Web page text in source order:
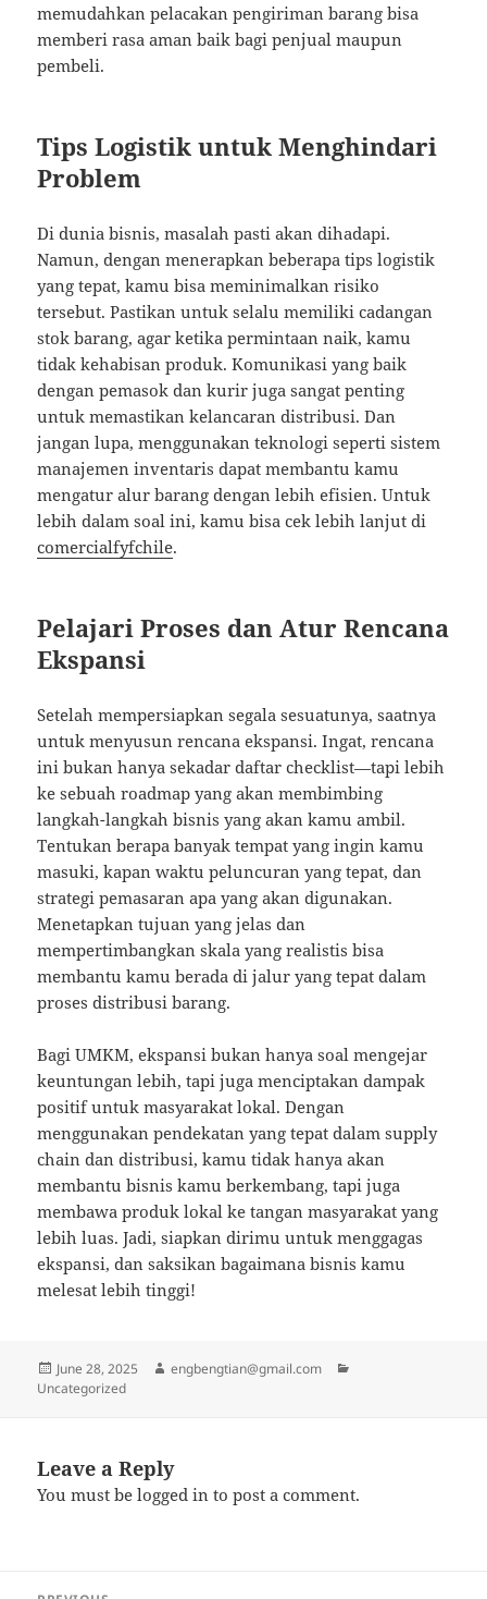
memudahkan pelacakan pengiriman barang bisa
memberi rasa aman baik bagi penjual maupun
pembeli.
Tips Logistik untuk Menghindari
Problem
Di dunia bisnis, masalah pasti akan dihadapi.
Namun, dengan menerapkan beberapa tips logistik
yang tepat, kamu bisa meminimalkan risiko
tersebut. Pastikan untuk selalu memiliki cadangan
stok barang, agar ketika permintaan naik, kamu
tidak kehabisan produk. Komunikasi yang baik
dengan pemasok dan kurir juga sangat penting
untuk memastikan kelancaran distribusi. Dan
jangan lupa, menggunakan teknologi seperti sistem
manajemen inventaris dapat membantu kamu
mengatur alur barang dengan lebih efisien. Untuk
lebih dalam soal ini, kamu bisa cek lebih lanjut di
comercialfyfchile.
Pelajari Proses dan Atur Rencana
Ekspansi
Setelah mempersiapkan segala sesuatunya, saatnya
untuk menyusun rencana ekspansi. Ingat, rencana
ini bukan hanya sekadar daftar checklist—tapi lebih
ke sebuah roadmap yang akan membimbing
langkah-langkah bisnis yang akan kamu ambil.
Tentukan berapa banyak tempat yang ingin kamu
masuki, kapan waktu peluncuran yang tepat, dan
strategi pemasaran apa yang akan digunakan.
Menetapkan tujuan yang jelas dan
mempertimbangkan skala yang realistis bisa
membantu kamu berada di jalur yang tepat dalam
proses distribusi barang.
Bagi UMKM, ekspansi bukan hanya soal mengejar
keuntungan lebih, tapi juga menciptakan dampak
positif untuk masyarakat lokal. Dengan
menggunakan pendekatan yang tepat dalam supply
chain dan distribusi, kamu tidak hanya akan
membantu bisnis kamu berkembang, tapi juga
membawa produk lokal ke tangan masyarakat yang
lebih luas. Jadi, siapkan dirimu untuk menggagas
ekspansi, dan saksikan bagaimana bisnis kamu
melesat lebih tinggi!
Posted
on
June 28, 2025 Author
engbengtian@gmail.com
Uncategorized
Leave a Reply
You must belogged in to post a comment.